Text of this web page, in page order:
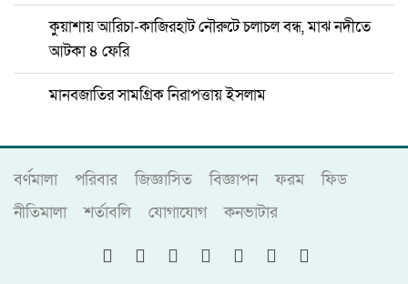
কুয়াশায় আরিচা-কাজিরহাট নৌরুটে চলাচল বন্ধ, মাঝ নদীতে
আটকা ৪ ফেরি
মানবজাতির সামগ্রিক নিরাপত্তায় ইসলাম
বর্ণমালা পরিবার জিজ্ঞাসিত বিজ্ঞাপন ফরম
ফিড
নীতিমালা
শর্তাবলি যোগাযোগ কনভাটার